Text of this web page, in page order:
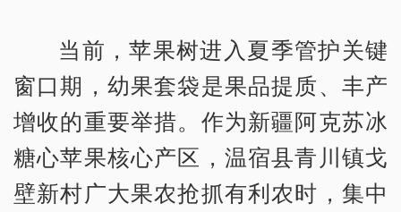
当前，苹果树进入夏季管护关键
窗口期，幼果套袋是果品提质、丰产
增收的重要举措。作为新疆阿克苏冰
糖心苹果核心产区，温宿县青川镇戈
壁新村广大果农抢抓有利农时，集中